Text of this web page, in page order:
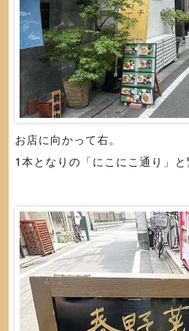
お店に向かって右。
1本となりの「にこにこ通り」と